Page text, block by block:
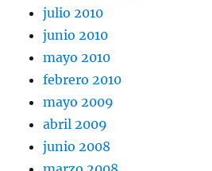
julio 2010
junio 2010
mayo 2010
febrero 2010
mayo 2009
abril 2009
junio 2008